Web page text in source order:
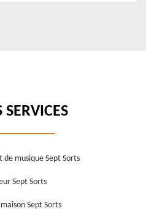
SERVICES
musique Sept Sorts
Sept Sorts
Sept Sorts